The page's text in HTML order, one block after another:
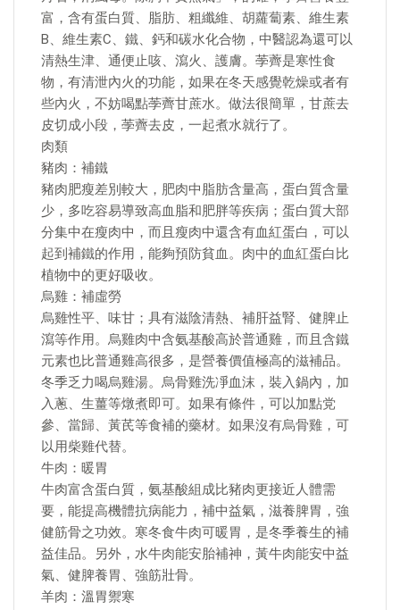
富，含有蛋白質、脂肪、粗纖維、胡蘿蔔素、維生素
B、維生素C、鐵、鈣和碳水化合物，中醫認為還可以
清熱生津、通便止咳、瀉火、護膚。荸薺是寒性食
物，有清泄內火的功能，如果在冬天感覺乾燥或者有
些內火，不妨喝點荸薺甘蔗水。做法很簡單，甘蔗去
皮切成小段，荸薺去皮，一起煮水就行了。
肉類
豬肉：補鐵
豬肉肥瘦差別較大，肥肉中脂肪含量高，蛋白質含量
少，多吃容易導致高血脂和肥胖等疾病；蛋白質大部
分集中在瘦肉中，而且瘦肉中還含有血紅蛋白，可以
起到補鐵的作用，能夠預防貧血。肉中的血紅蛋白比
植物中的更好吸收。
烏雞：補虛勞
烏雞性平、味甘；具有滋陰清熱、補肝益腎、健脾止
瀉等作用。烏雞肉中含氨基酸高於普通雞，而且含鐵
元素也比普通雞高很多，是營養價值極高的滋補品。
冬季乏力喝烏雞湯。烏骨雞洗凈血沫，裝入鍋內，加
入蔥、生薑等燉煮即可。如果有條件，可以加點党
參、當歸、黃芪等食補的藥材。如果沒有烏骨雞，可
以用柴雞代替。
牛肉：暖胃
牛肉富含蛋白質，氨基酸組成比豬肉更接近人體需
要，能提高機體抗病能力，補中益氣，滋養脾胃，強
健筋骨之功效。寒冬食牛肉可暖胃，是冬季養生的補
益佳品。另外，水牛肉能安胎補神，黃牛肉能安中益
氣、健脾養胃、強筋壯骨。
羊肉：溫胃禦寒